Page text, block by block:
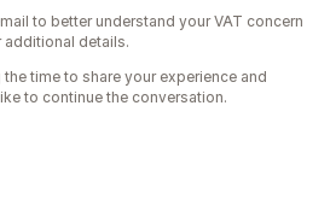
to better understand your VAT concern
additional details.
time to share your experience and
to continue the conversation.